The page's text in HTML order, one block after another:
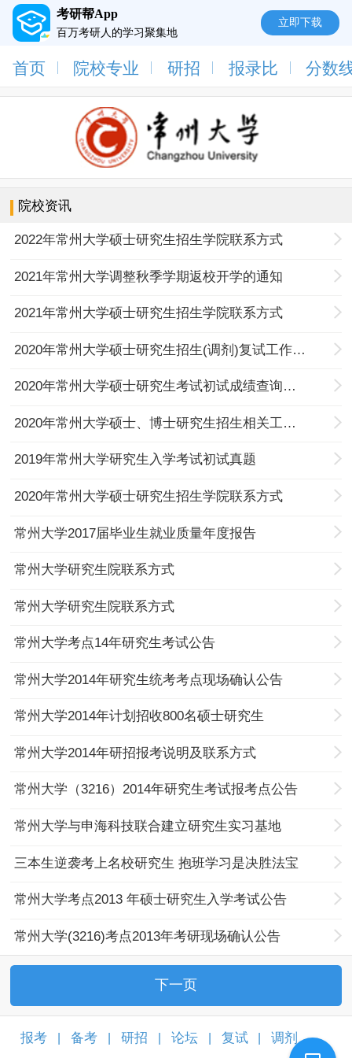
考研帮App
百万考研人的学习聚集地
立即下载
首页 院校专业 研招 报录比 分数
院校资讯
2022年常州大学硕士研究生招生学院联系方式
2021年常州大学调整秋季学期返校开学的通知
2021年常州大学硕士研究生招生学院联系方式
2020年常州大学硕士研究生招生(调剂)复试工作咨询公告
2020年常州大学硕士研究生考试初试成绩查询及复核的通知
2020年常州大学硕士、博士研究生招生相关工作的通知
2019年常州大学研究生入学考试初试真题
2020年常州大学硕士研究生招生学院联系方式
常州大学2017届毕业生就业质量年度报告
常州大学研究生院联系方式
常州大学研究生院联系方式
常州大学考点14年研究生考试公告
常州大学2014年研究生统考考点现场确认公告
常州大学2014年计划招收800名硕士研究生
常州大学2014年研招报考说明及联系方式
常州大学（3216）2014年研究生考试报考点公告
常州大学与申海科技联合建立研究生实习基地
三本生逆袭考上名校研究生 抱班学习是决胜法宝
常州大学考点2013 年硕士研究生入学考试公告
常州大学(3216)考点2013年考研现场确认公告
下一页
报考 备考 研招 论坛 复试 调剂